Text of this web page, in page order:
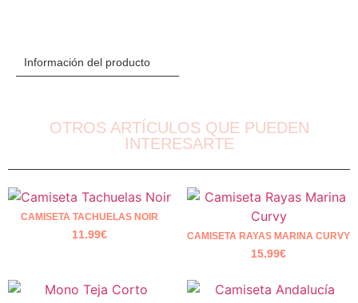
Información del producto
OTROS ARTÍCULOS QUE PUEDEN
INTERESARTE
CAMISETA TACHUELAS NOIR
11.99€ CAMISETA RAYAS MARINA CURVY
15.99€